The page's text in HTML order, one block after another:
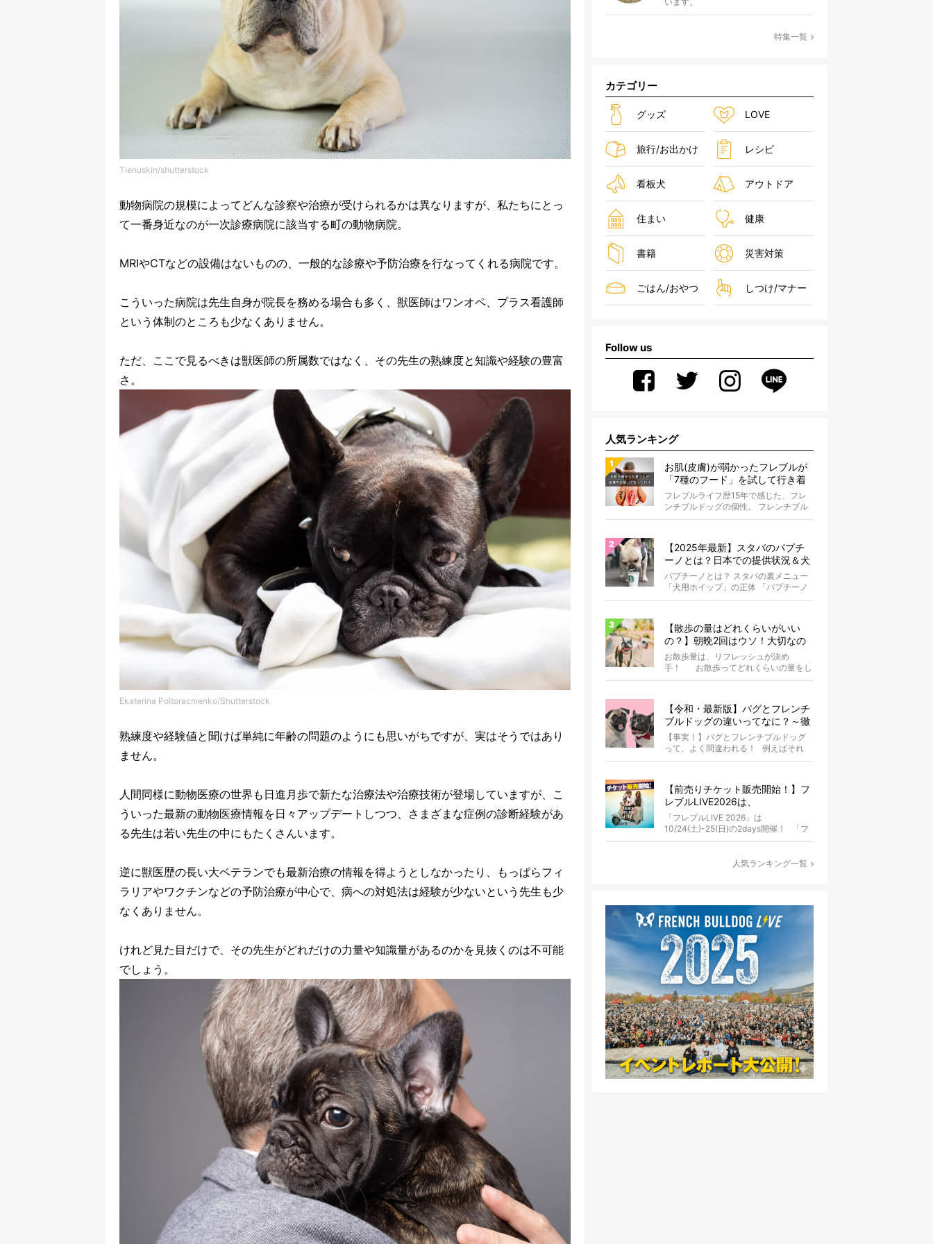
Tienuskin/shutterstock
動物病院の規模によってどんな診察や治療が受けられるかは異なりますが、私たちにとっ
て一番身近なのが一次診療病院に該当する町の動物病院。
MRIやCTなどの設備はないものの、一般的な診療や予防治療を行なってくれる病院です。
こういった病院は先生自身が院長を務める場合も多く、獣医師はワンオペ、プラス看護師
という体制のところも少なくありません。
ただ、ここで見るべきは獣医師の所属数ではなく、その先生の熟練度と知識や経験の豊富
さ。
Ekaterina Poltoracnienko/Shutterstock
熟練度や経験値と聞けば単純に年齢の問題のようにも思いがちですが、実はそうではあり
ません。
人間同様に動物医療の世界も日進月歩で新たな治療法や治療技術が登場していますが、こ
ういった最新の動物医療情報を日々アップデートしつつ、さまざまな症例の診断経験があ
る先生は若い先生の中にもたくさんいます。
逆に獣医歴の長い大ベテランでも最新治療の情報を得ようとしなかったり、もっぱらフィ
ラリアやワクチンなどの予防治療が中心で、病への対処法は経験が少ないという先生も少
なくありません。
けれど見た目だけで、その先生がどれだけの力量や知識量があるのかを見抜くのは不可能
でしょう。
特集一覧
カテゴリー
グッズ LOVE
旅行/お出かけ レシピ
看板犬 アウトドア
住まい 健康
書籍 災害対策
ごはん/おやつ しつけ/マナー
Follow us
人気ランキング
お肌(皮膚)が弱かったフレブルが
「7種のフード」を試して行き着
いた「病院知らず」の実体験
フレブルライフ歴15年で感じた、フレ
ンチブルドッグの個性。 フレンチブル
ドッグと暮らしはじめて15年になる筆
【2025年最新】スタバのパプチ
ーノとは？日本での提供状況＆犬
同伴OK店舗一覧も紹介！
パプチーノとは？ スタバの裏メニュー
「犬用ホイップ」の正体 「パプチーノ
（Puppuccino）」とは、紙コッ...
【散歩の量はどれくらいがいい
の？】朝晩2回はウソ！大切なの
は運動量より「リフレッシュ」〜
お散歩にまつわる疑問FAQつき〜
お散歩量は、リフレッシュが決め
手！ お散歩ってどれくらいの量をし
たらいいのか迷いませんか？ よ...
【令和・最新版】パグとフレンチ
ブルドッグの違いってなに？～徹
底解説～
【事実！】パグとフレンチブルドッグ
って、よく間違われる！ 例えばそれ
は、愛ブヒとのお散歩中。 &...
【前売りチケット販売開始！】フ
レブルLIVE2026は、
10/24(土)-25(日)開催！フレブル
だらけのキャンプ・前夜祭・バス
プランも新登場!?
「フレブルLIVE 2026」は
10/24(土)-25(日)の2days開催！ 「フ
レブルLIV...
人気ランキング一覧